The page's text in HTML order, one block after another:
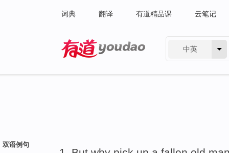
词典 翻译 有道精品课 云笔记
中英
双语例句